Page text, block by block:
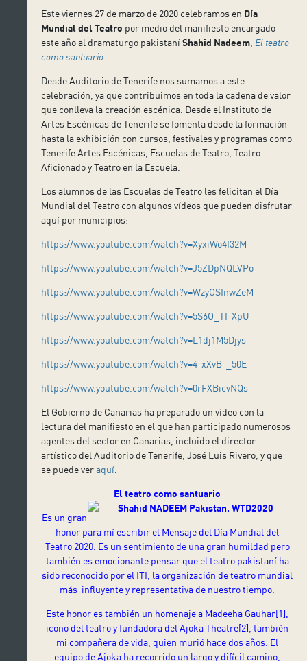
Este viernes 27 de marzo de 2020 celebramos en Día
Mundial del Teatro por medio del manifiesto encargado
este año al dramaturgo pakistaníShahid Nadeem El teatro
como santuario
Desde Auditorio de Tenerife nos sumamos a este
celebración, ya que contribuimos en toda la cadena de valor
que conlleva la creación escénica. Desde el Instituto de
Artes Escénicas de Tenerife se fomenta desde la formación
hasta la exhibición con cursos, festivales y programas como
Tenerife Artes Escénicas, Escuelas de Teatro, Teatro
Aficionado y Teatro en la Escuela.
Los alumnos de las Escuelas de Teatro les felicitan el Día
Mundial del Teatro con algunos vídeos que pueden disfrutar
aquí por municipios:
https://www.youtube.com/watch?v=XyxiWo4I32M
https://www.youtube.com/watch?v=J5ZDpNQLVPo
https://www.youtube.com/watch?v=WzyOSInwZeM
https://www.youtube.com/watch?v=5S6O_TI-XpU
https://www.youtube.com/watch?v=L1dj1M5Djys
https://www.youtube.com/watch?v=4-xXvB-_50E
https://www.youtube.com/watch?v=0rFXBicvNQs
El Gobierno de Canarias ha preparado un vídeo con la
lectura del manifiesto en el que han participado numerosos
agentes del sector en Canarias, incluido el director
artístico del Auditorio de Tenerife, José Luis Rivero, y que
se puede veraquí
El teatro como santuario
Es un gran
honor para mí escribir el Mensaje del Día Mundial del
Teatro 2020. Es un sentimiento de una gran humildad pero
también es emocionante pensar que el teatro pakistaní ha
sido reconocido por el ITI, la organización de teatro mundial
más influyente y representativa de nuestro tiempo.
Este honor es también un homenaje a Madeeha Gauhar[1]
icono del teatro y fundadora del Ajoka Theatre[2] , también
mi compañera de vida, quien murió hace dos años. El
equipo de Ajoka ha recorrido un largo y difícil camino,